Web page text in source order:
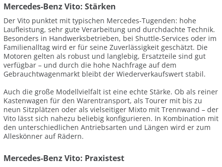
Mercedes-Benz Vito: Stärken
Der Vito punktet mit typischen Mercedes-Tugenden: hohe
Laufleistung, sehr gute Verarbeitung und durchdachte Technik.
Besonders in Handwerksbetrieben, bei Shuttle-Services oder im
Familienalltag wird er für seine Zuverlässigkeit geschätzt. Die
Motoren gelten als robust und langlebig, Ersatzteile sind gut
verfügbar – und durch die hohe Nachfrage auf dem
Gebrauchtwagenmarkt bleibt der Wiederverkaufswert stabil.
Auch die große Modellvielfalt ist eine echte Stärke. Ob als reiner
Kastenwagen für den Warentransport, als Tourer mit bis zu
neun Sitzplätzen oder als vielseitiger Mixto mit Trennwand – der
Vito lässt sich nahezu beliebig konfigurieren. In Kombination mit
den unterschiedlichen Antriebsarten und Längen wird er zum
Alleskönner auf Rädern.
Mercedes-Benz Vito: Praxistest